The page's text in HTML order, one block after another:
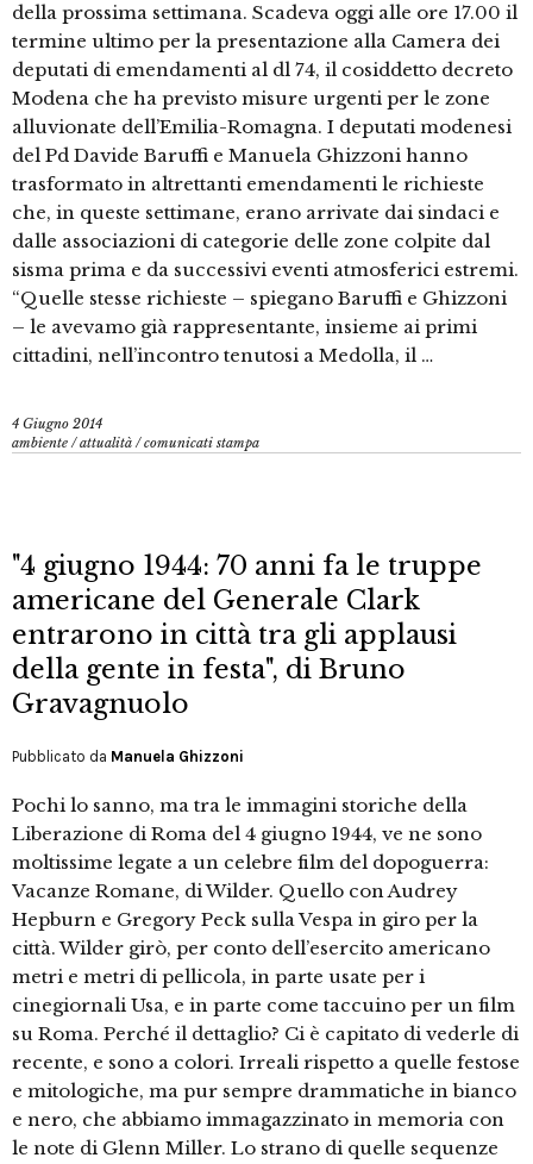
della prossima settimana. Scadeva oggi alle ore 17.00 il
termine ultimo per la presentazione alla Camera dei
deputati di emendamenti al dl 74, il cosiddetto decreto
Modena che ha previsto misure urgenti per le zone
alluvionate dell’Emilia-Romagna. I deputati modenesi
del Pd Davide Baruffi e Manuela Ghizzoni hanno
trasformato in altrettanti emendamenti le richieste
che, in queste settimane, erano arrivate dai sindaci e
dalle associazioni di categorie delle zone colpite dal
sisma prima e da successivi eventi atmosferici estremi.
“Quelle stesse richieste – spiegano Baruffi e Ghizzoni
– le avevamo già rappresentante, insieme ai primi
cittadini, nell’incontro tenutosi a Medolla, il …
4 Giugno 2014
ambiente /attualità /comunicati stampa
"4 giugno 1944: 70 anni fa le truppe
americane del Generale Clark
entrarono in città tra gli applausi
della gente in festa", di Bruno
Gravagnuolo
Pubblicato da Manuela Ghizzoni
Pochi lo sanno, ma tra le immagini storiche della
Liberazione di Roma del 4 giugno 1944, ve ne sono
moltissime legate a un celebre film del dopoguerra:
Vacanze Romane, di Wilder. Quello con Audrey
Hepburn e Gregory Peck sulla Vespa in giro per la
città. Wilder girò, per conto dell’esercito americano
metri e metri di pellicola, in parte usate per i
cinegiornali Usa, e in parte come taccuino per un film
su Roma. Perché il dettaglio? Ci è capitato di vederle di
recente, e sono a colori. Irreali rispetto a quelle festose
e mitologiche, ma pur sempre drammatiche in bianco
e nero, che abbiamo immagazzinato in memoria con
le note di Glenn Miller. Lo strano di quelle sequenze